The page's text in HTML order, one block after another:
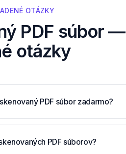
OTÁZKY
PDF súbor—
otázky
PDF súbor zadarmo?
PDF súborov?